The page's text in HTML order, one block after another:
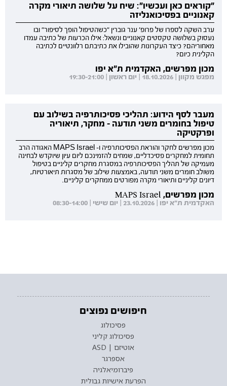
"קוראים כאן ועכשיו": שיח על שלושה תיאורי מקרה
קאנוניים בפסיכואנליזה
ערב השקה לספרו של פרופ' ענר גוברין "כשהטיפול הופך לסיפור" ובו
נעסוק בשלושה טקסטים קאנוניים ונשאל: אילו הכרעות של כתיבה עמדו
מאחוריהם? כיצד העקרונות שהובילו את כתיבתם רלוונטיים לכתיבה
הקלינית כיום?
מכון מפרשים, האקדמית ת"א יפו
מפגש מקוון | 18.10.2026 | יום ראשון | 19:30-21:00
מעבר לסף הידוע: תהליכי פסיכותרפיה בשילוב עם
טיפול בחומרים משני תודעה - מחקר, תיאוריה
ופרקטיקה
מכון מפרשים לחקר והוראת הפסיכותרפיה ו- MAPS Israel האגודה הרב
תחומית למחקרים פסיכדליים, שמחים להזמינכם ליום עיון שיוקדש לבחינה
מעמיקה של תהליך הפסיכותרפיה במסגרת מחקרים קליניים בטיפול
משולב חומרים משני תודעה, באמצעות שילוב של מסגרות תיאורטיות,
דיונים קליניים ותיאורי מקרה מפורטים ממחקרים קליניים.
מכון מפרשים, MAPS Israel
האקדמית ת"א יפו | 23.10.2026 | יום שישי | 08:30-14:00
חיפושים נפוצים
פסיכולוג
פסיכולוג קליני
אוטיזם | ASD
אספרגר
פיברומיאלגיה
הפרעת אישיות גבולית